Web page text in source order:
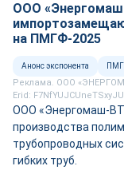
ООО
на ПМГФ-2025
Анонс экспонента
Реклама. ООО
Erid:
ООО «Энергомаш-
производства
трубопроводных
гибких труб.